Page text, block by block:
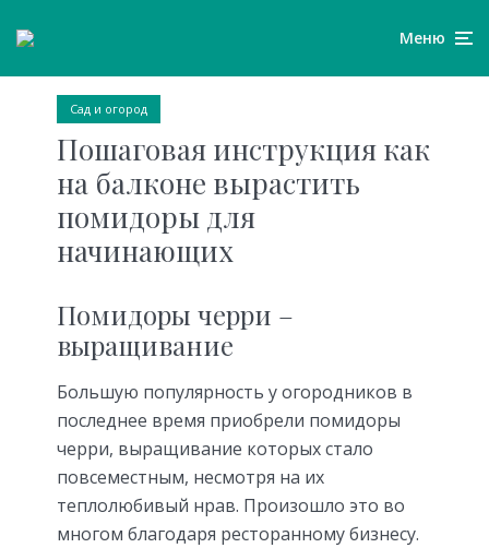
Меню
Сад и огород
Пошаговая инструкция как
на балконе вырастить
помидоры для
начинающих
Помидоры черри –
выращивание
Большую популярность у огородников в
последнее время приобрели помидоры
черри, выращивание которых стало
повсеместным, несмотря на их
теплолюбивый нрав. Произошло это во
многом благодаря ресторанному бизнесу.